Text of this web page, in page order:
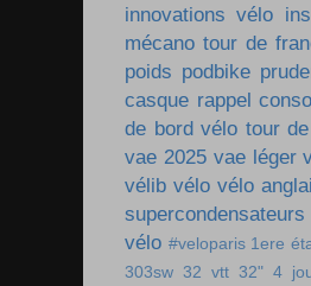
innovations vélo
mécano tour de
poids podbike
casque rappel conso
de bord vélo tour
vae 2025 vae léger
vélib vélo vélo
supercondensateurs
vélo #veloparis 1ere
303sw 32 vtt 32" 4